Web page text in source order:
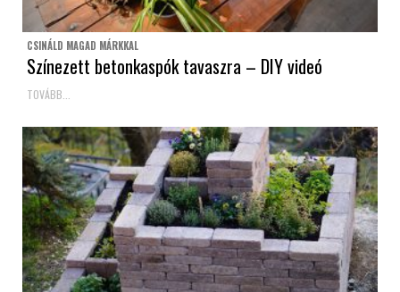
CSINÁLD MAGAD MÁRKKAL
Színezett betonkaspók tavaszra – DIY videó
TOVÁBB...